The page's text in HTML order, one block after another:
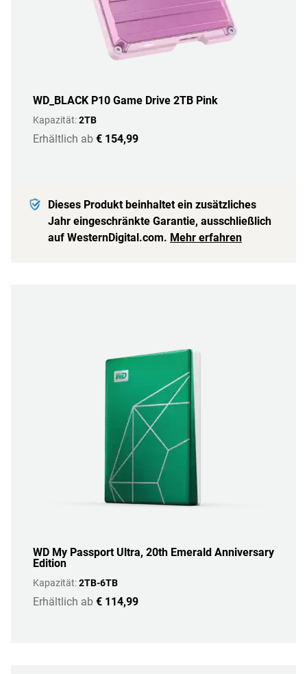
WD_BLACK P10 Game Drive 2TB Pink
Kapazität:2TB
Erhältlich ab € 154,99
Dieses Produkt beinhaltet ein zusätzliches
Jahr eingeschränkte Garantie, ausschließlich
auf WesternDigital.com. Mehr erfahren
WD My Passport Ultra, 20th Emerald Anniversary
Edition
Kapazität:2TB-6TB
Erhältlich ab € 114,99